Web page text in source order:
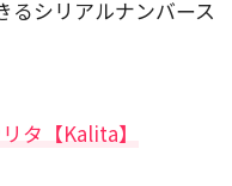
るシリアルナンバース
タ【Kalita】